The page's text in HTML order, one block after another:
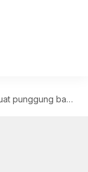
bawah Anda dengan latihan kettlebell ini